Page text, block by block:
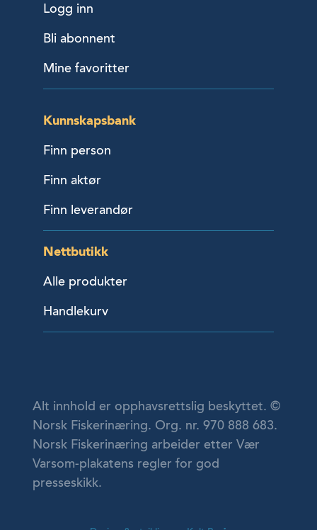
Logg inn
Bli abonnent
Mine favoritter
Kunnskapsbank
Finn person
Finn aktør
Finn leverandør
Nettbutikk
Alle produkter
Handlekurv
Alt innhold er opphavsrettslig beskyttet. ©
Norsk Fiskerinæring. Org. nr. 970 888 683.
Norsk Fiskerinæring arbeider etter Vær
Varsom-plakatens regler for god
presseskikk.